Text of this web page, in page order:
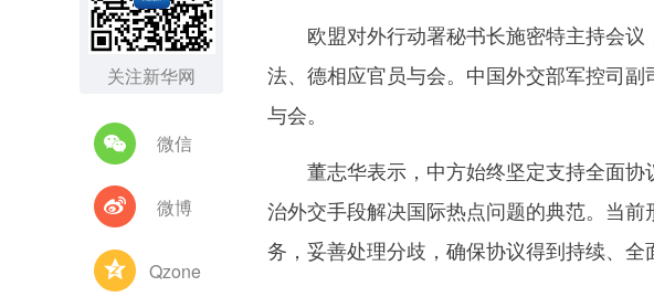
关注新华网
微信
微博
Qzone
欧盟对外行动署秘书长施密特主持会议
法、德相应官员与会。中国外交部军控司
与会。
董志华表示，中方始终坚定支持全面协
治外交手段解决国际热点问题的典范。当
务，妥善处理分歧，确保协议得到持续、全